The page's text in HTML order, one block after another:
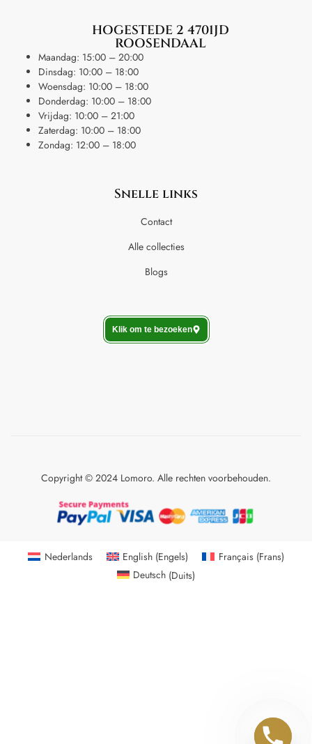
HOGESTEDE 2 4701JD
ROOSENDAAL
Maandag: 15:00 – 20:00
Dinsdag: 10:00 – 18:00
Woensdag: 10:00 – 18:00
Donderdag: 10:00 – 18:00
Vrijdag: 10:00 – 21:00
Zaterdag: 10:00 – 18:00
Zondag: 12:00 – 18:00
Snelle links
Contact
Alle collecties
Blogs
Klik om te bezoeken
Copyright © 2024 Lomoro. Alle rechten voorbehouden.
Nederlands English (Engels) Français(Frans)
Deutsch (Duits)